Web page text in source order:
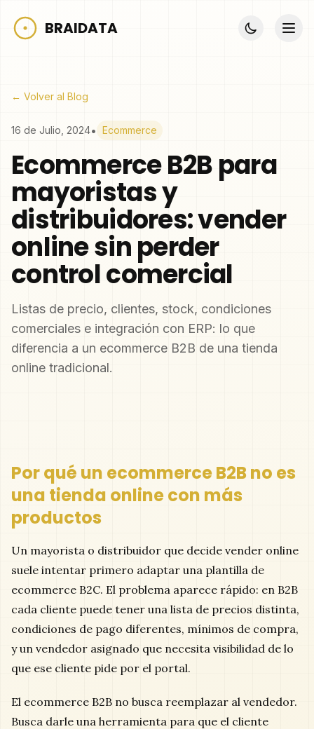
BRAIDATA
← Volver al Blog
16 de Julio, 2024• Ecommerce
Ecommerce B2B para
mayoristas y
distribuidores: vender
online sin perder
control comercial
Listas de precio, clientes, stock, condiciones
comerciales e integración con ERP: lo que
diferencia a un ecommerce B2B de una tienda
online tradicional.
Por qué un ecommerce B2B no es
una tienda online con más
productos
Un mayorista o distribuidor que decide vender online
suele intentar primero adaptar una plantilla de
ecommerce B2C. El problema aparece rápido: en B2B
cada cliente puede tener una lista de precios distinta,
condiciones de pago diferentes, mínimos de compra,
y un vendedor asignado que necesita visibilidad de lo
que ese cliente pide por el portal.
El ecommerce B2B no busca reemplazar al vendedor.
Busca darle una herramienta para que el cliente